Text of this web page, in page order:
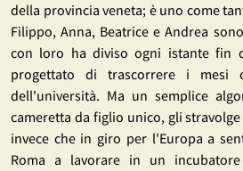
della provincia veneta; è uno come
Filippo, Anna, Beatrice e Andrea
con loro ha diviso ogni istante fin
progettato di trascorrere i mesi
dell'università. Ma un semplice
cameretta da figlio unico, gli
invece che in giro per l'Europa a
Roma a lavorare in un